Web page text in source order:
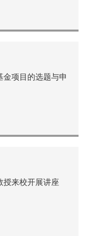
项目的选题与申
授来校开展讲座